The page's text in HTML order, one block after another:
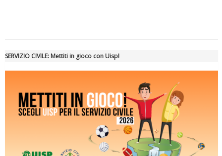
Tiziano Pesce a Radio InBlu2000 traccia il bilancio della stagione
SERVIZIO CIVILE: Mettiti in gioco con Uisp!